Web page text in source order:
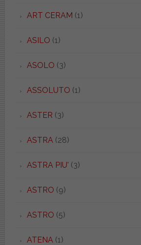
ART CERAM (1)
ASILO (1)
ASOLO (3)
ASSOLUTO (1)
ASTER (3)
ASTRA (28)
ASTRA PIU' (3)
ASTRO (9)
ASTRO (5)
ATENA (1)